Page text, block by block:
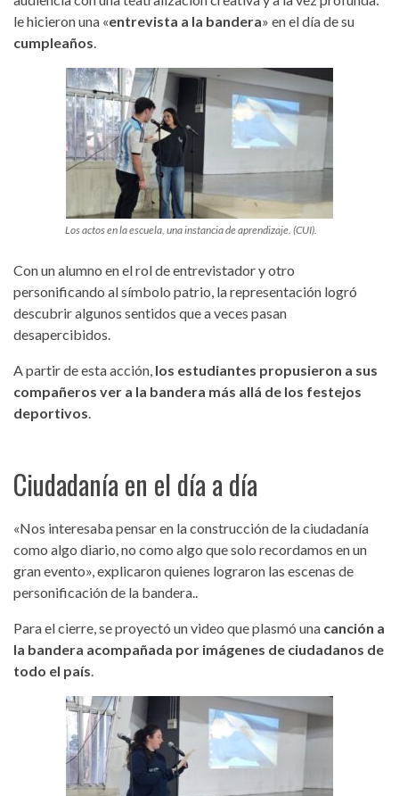
le hicieron una «entrevista a la bandera» en el día de su
cumpleaños
Los actos en la escuela, una instancia de aprendizaje. (CUI).
Con un alumno en el rol de entrevistador y otro
personificando al símbolo patrio, la representación logró
descubrir algunos sentidos que a veces pasan
desapercibidos.
A partir de esta acción, los estudiantes propusieron a sus
compañeros ver a la bandera más allá de los festejos
deportivos
Ciudadanía en el día a día
«Nos interesaba pensar en la construcción de la ciudadanía
como algo diario, no como algo que solo recordamos en un
gran evento», explicaron quienes lograron las escenas de
personificación de la bandera..
Para el cierre, se proyectó un video que plasmó una canción a
la bandera acompañada por imágenes de ciudadanos de
todo el país